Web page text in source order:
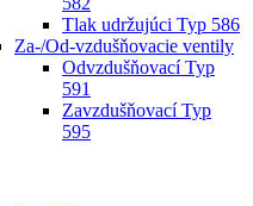
Tlak udržujúci Typ 586
Za-/Od-vzdušňovacie ventily
Odvzdušňovací Typ
591
Zavzdušňovací Typ
595